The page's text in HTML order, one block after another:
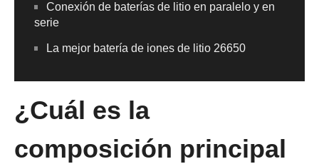
Conexión de baterías de litio en paralelo y en
serie
La mejor batería de iones de litio 26650
¿Cuál es la
composición principal